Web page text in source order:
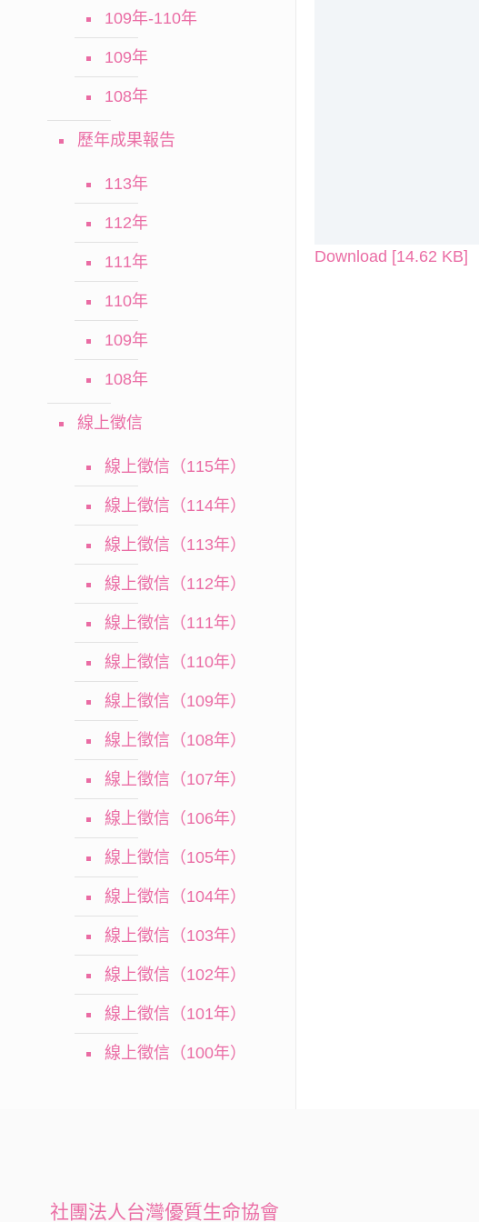
Download [14.62 KB]
109年-110年
109年
108年
歷年成果報告
113年
112年
111年
110年
109年
108年
線上徵信
線上徵信（115年）
線上徵信（114年）
線上徵信（113年）
線上徵信（112年）
線上徵信（111年）
線上徵信（110年）
線上徵信（109年）
線上徵信（108年）
線上徵信（107年）
線上徵信（106年）
線上徵信（105年）
線上徵信（104年）
線上徵信（103年）
線上徵信（102年）
線上徵信（101年）
線上徵信（100年）
社團法人台灣優質生命協會